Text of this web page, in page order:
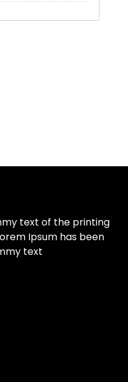
text of the printing
Ipsum has been
text